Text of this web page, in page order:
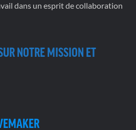
dans un esprit de collaboration
NOTRE MISSION ET